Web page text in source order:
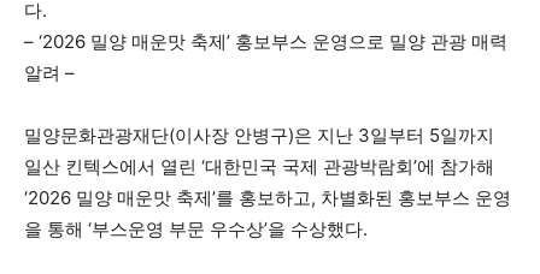
다.
– ‘2026 밀양 매운맛 축제’ 홍보부스 운영으로 밀양 관광 매력
알려 –
밀양문화관광재단(이사장 안병구)은 지난 3일부터 5일까지
일산 킨텍스에서 열린 ‘대한민국 국제 관광박람회’에 참가해
‘2026 밀양 매운맛 축제’를 홍보하고, 차별화된 홍보부스 운영
을 통해 ‘부스운영 부문 우수상’을 수상했다.